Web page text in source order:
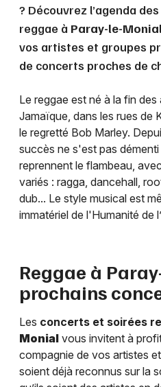
? Découvrez l’agenda
reggae à Paray-le-Monial
vos artistes et groupes
de concerts proches de
Le reggae est né à la fin
Jamaïque, dans les rues de
le regretté Bob Marley.
succès ne s'est pas
reprennent le flambeau,
variés : ragga, dancehall,
dub... Le style musical est
immatériel de l'Humanité de
Reggae à
prochains
Les concerts et soirées
Monial vous invitent à
compagnie de vos artistes
soient déjà reconnus sur la